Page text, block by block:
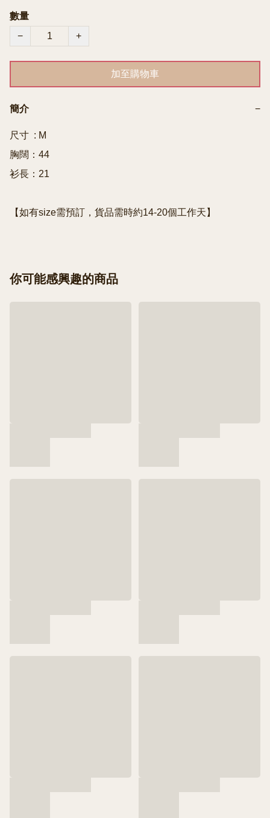
數量
−
+
加至購物車
簡介 −
尺寸  : M
胸闊：44
衫長：21
你可能感興趣的商品